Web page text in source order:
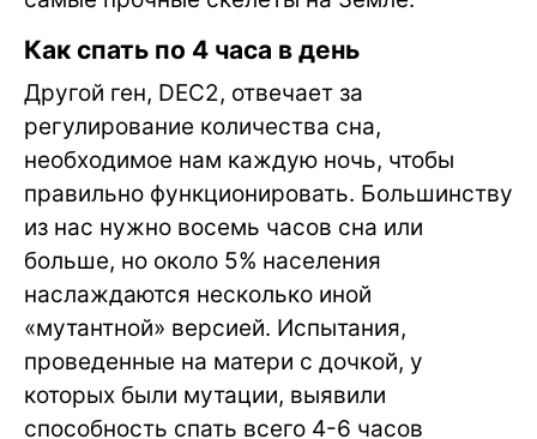
Как спать по 4 часа в день
Другой ген, DEC2, отвечает за
регулирование количества сна,
необходимое нам каждую ночь, чтобы
правильно функционировать. Большинству
из нас нужно восемь часов сна или
больше, но около 5% населения
наслаждаются несколько иной
«мутантной» версией. Испытания,
проведенные на матери с дочкой, у
которых были мутации, выявили
способность спать всего 4-6 часов